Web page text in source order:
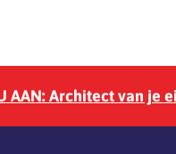
AAN: Architect van je